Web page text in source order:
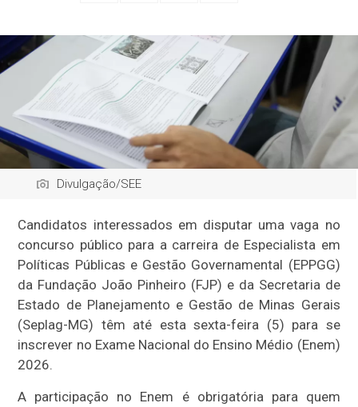
Divulgação/SEE
Candidatos interessados em disputar uma vaga no
concurso público para a carreira de Especialista em
Políticas Públicas e Gestão Governamental (EPPGG)
da Fundação João Pinheiro (FJP) e da Secretaria de
Estado de Planejamento e Gestão de Minas Gerais
(Seplag-MG) têm até esta sexta-feira (5) para se
inscrever no Exame Nacional do Ensino Médio (Enem)
2026.
A participação no Enem é obrigatória para quem